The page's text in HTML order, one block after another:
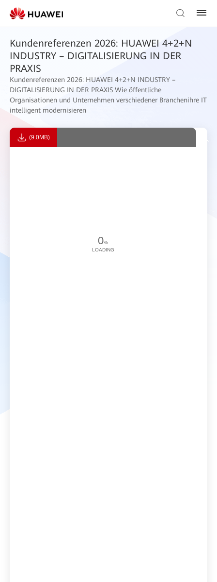
Kundenreferenzen 2026: HUAWEI 4+2+N
INDUSTRY – DIGITALISIERUNG IN DER
PRAXIS
Kundenreferenzen 2026: HUAWEI 4+2+N INDUSTRY –
DIGITALISIERUNG IN DER PRAXIS Wie öffentliche
Organisationen und Unternehmen verschiedener Branchenihre IT
intelligent modernisieren
(9.0MB)
0%
LOADING